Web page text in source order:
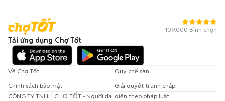
109.000 Bình chọn
Tải ứng dụng Chợ Tốt
Về Chợ Tốt
Quy chế sàn
Chính sách bảo mật
Giải quyết tranh chấp
CÔNG TY TNHH CHỢ TỐT - Người đại diện theo pháp luật: